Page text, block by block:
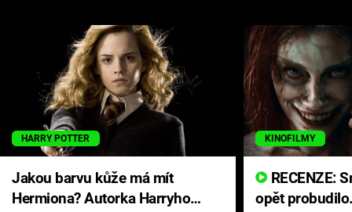
HARRY POTTER
Jakou barvu kůže má mít
Hermiona? Autorka Harryho
KINOFILMY
opět